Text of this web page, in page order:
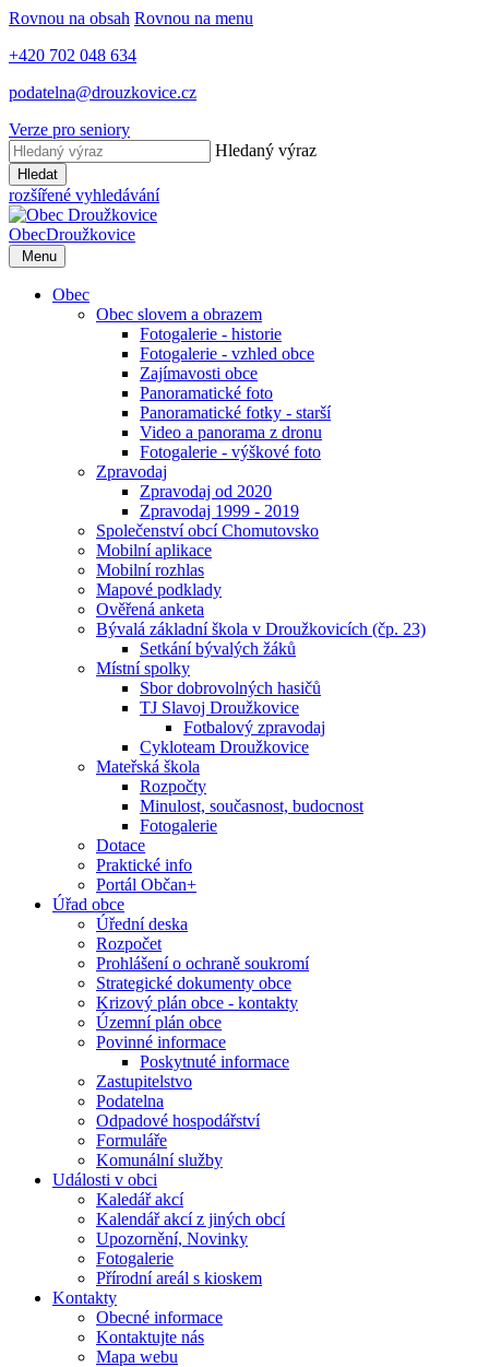
Rovnou na obsah Rovnou na menu
+420 702 048 634
podatelna@drouzkovice.cz
Verze pro seniory
Hledaný výraz
Hledat
rozšířené vyhledávání
ObecDroužkovice
Menu
Obec
Obec slovem a obrazem
Fotogalerie - historie
Fotogalerie - vzhled obce
Zajímavosti obce
Panoramatické foto
Panoramatické fotky - starší
Video a panorama z dronu
Fotogalerie - výškové foto
Zpravodaj
Zpravodaj od 2020
Zpravodaj 1999 - 2019
Společenství obcí Chomutovsko
Mobilní aplikace
Mobilní rozhlas
Mapové podklady
Ověřená anketa
Bývalá základní škola v Droužkovicích (čp. 23)
Setkání bývalých žáků
Místní spolky
Sbor dobrovolných hasičů
TJ Slavoj Droužkovice
Fotbalový zpravodaj
Cykloteam Droužkovice
Mateřská škola
Rozpočty
Minulost, současnost, budocnost
Fotogalerie
Dotace
Praktické info
Portál Občan+
Úřad obce
Úřední deska
Rozpočet
Prohlášení o ochraně soukromí
Strategické dokumenty obce
Krizový plán obce - kontakty
Územní plán obce
Povinné informace
Poskytnuté informace
Zastupitelstvo
Podatelna
Odpadové hospodářství
Formuláře
Komunální služby
Události v obci
Kaledář akcí
Kalendář akcí z jiných obcí
Upozornění, Novinky
Fotogalerie
Přírodní areál s kioskem
Kontakty
Obecné informace
Kontaktujte nás
Mapa webu